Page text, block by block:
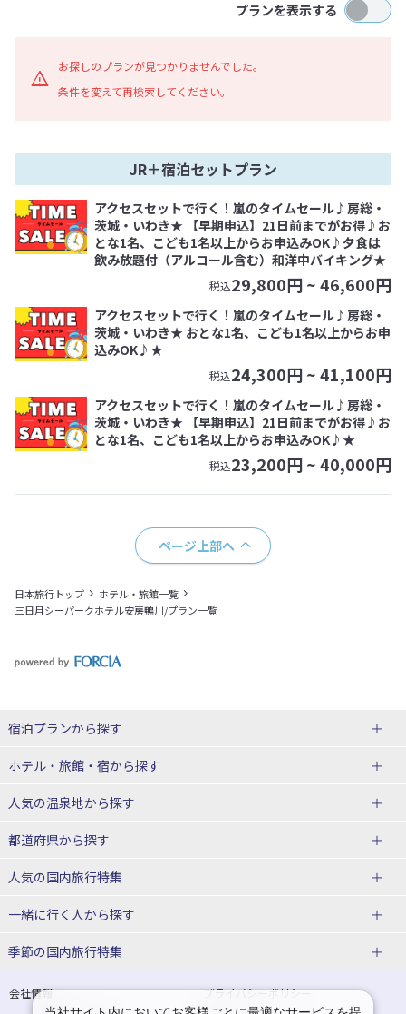
プランを表示する
お探しのプランが見つかりませんでした。
条件を変えて再検索してください。
JR＋宿泊セットプラン
アクセスセットで行く！嵐のタイムセール♪房総・
茨城・いわき★ 【早期申込】21日前までがお得♪お
とな1名、こども1名以上からお申込みOK♪夕食は
飲み放題付（アルコール含む）和洋中バイキング★
税込29,800円 ~46,600円
アクセスセットで行く！嵐のタイムセール♪房総・
茨城・いわき★ おとな1名、こども1名以上からお申
込みOK♪★
税込24,300円 ~41,100円
アクセスセットで行く！嵐のタイムセール♪房総・
茨城・いわき★ 【早期申込】21日前までがお得♪お
とな1名、こども1名以上からお申込みOK♪★
税込23,200円 ~40,000円
ページ上部へ
日本旅行トップ
ホテル・旅館一覧
三日月シーパークホテル安房鴨川/プラン一覧
宿泊プランから探す
北海道
東北
青森県
宮城県
山形県
関東
ホテル・旅館・宿から探す
北海道ホテル・旅館
青森県ホテル・旅館
宮城県ホテル・旅館
山形県ホテル・旅館
人気の温泉地から探す
北海道
湯の川温泉(北海道)
十勝川温泉(北海道)
洞爺湖温泉(北海道)
層雲峡温泉(北海道)
都道府県から探す
北海道旅行・ツアー
東北
青森旅行・ツアー 岩手旅行・ツアー
人気の国内旅行特集
東京ディズニーリゾート®への旅
ユニバーサル・スタジオ・ジャパ
一緒に行く人から探す
一人旅 国内版
カップル・夫婦旅行 国内版 女子旅 国内版
季節の国内旅行特集
桜・お花見特集
ゴールデンウィーク（GW）の国内
旅行
会社情報
プライバシーポリシー